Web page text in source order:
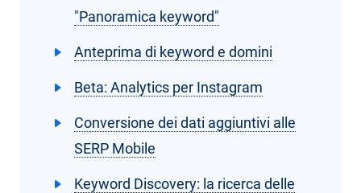
"Panoramica keyword"
Anteprima di keyword e domini
Beta: Analytics per Instagram
Conversione dei dati aggiuntivi alle
SERP Mobile
Keyword Discovery: la ricerca delle